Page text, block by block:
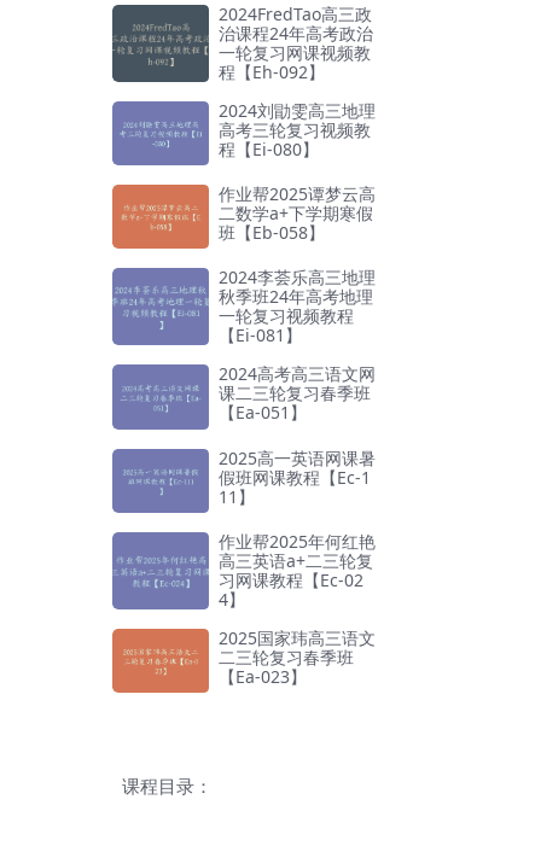
2024FredTao高三政
治课程24年高考政治
一轮复习网课视频教
程【Eh-092】
2024刘勖雯高三地理
高考三轮复习视频教
程【Ei-080】
作业帮2025谭梦云高
二数学a+下学期寒假
班【Eb-058】
2024李荟乐高三地理
秋季班24年高考地理
一轮复习视频教程
【Ei-081】
2024高考高三语文网
课二三轮复习春季班
【Ea-051】
2025高一英语网课暑
假班网课教程【Ec-1
11】
作业帮2025年何红艳
高三英语a+二三轮复
习网课教程【Ec-02
4】
2025国家玮高三语文
二三轮复习春季班
【Ea-023】
课程目录：